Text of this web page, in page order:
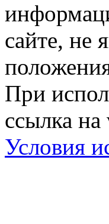
сайте, не
При
ссылка
Условия